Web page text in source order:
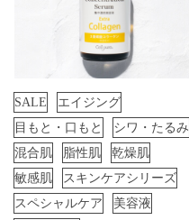
SALE
エイジング
目もと・口もと
シワ・たるみ
混合肌
脂性肌
乾燥肌
敏感肌
スキンケアシリーズ
スペシャルケア
美容液